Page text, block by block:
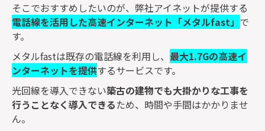
そこでおすすめしたいのが、弊社アイネットが提供する
電話線を活用した高速インターネット「メタルfast」 で
す。
メタルfastは既存の電話線を利用し、 最大1.7Gの高速イ
ンターネットを提供するサービスです。
光回線を導入できない築古の建物でも大掛かりな工事を
行うことなく導入できるため、時間や手間はかかりませ
ん。